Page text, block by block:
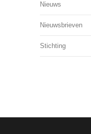
Nieuws
Nieuwsbrieven
Stichting